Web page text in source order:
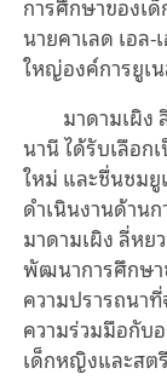
การศึกษาของเ
นายคาเลด เอล-
ใหญ่องค์การยูเ
มาดามเผิง
นานีได้รับเลือก
ใหม่ และชื่นชม
ดำเนินงานด้าน
มาดามเผิง ลี่หย
พัฒนาการศึกษา
ความปรารถนา
ความร่วมมือกับ
เด็กหญิงและสต